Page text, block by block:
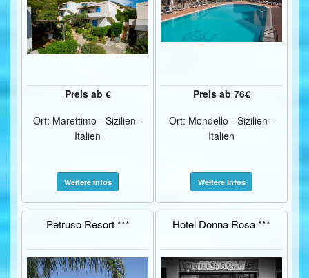
Preis ab €
Ort: Marettimo - Sizilien -
Italien
Weitere Infos
Preis ab 76€
Ort: Mondello - Sizilien -
Italien
Weitere Infos
Petruso Resort *** Hotel Donna Rosa ***